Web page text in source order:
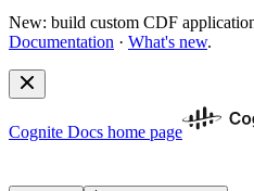
New: build custom CDF
Documentation · What's new.
Cognite Docs home page